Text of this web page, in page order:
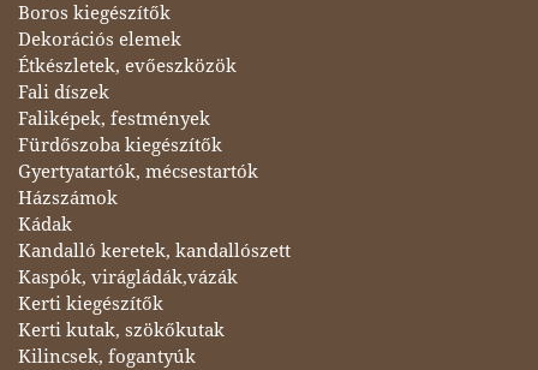
Boros kiegészítők
Dekorációs elemek
Étkészletek, evőeszközök
Fali díszek
Faliképek, festmények
Fürdőszoba kiegészítők
Gyertyatartók, mécsestartók
Házszámok
Kádak
Kandalló keretek, kandallószett
Kaspók, virágládák,vázák
Kerti kiegészítők
Kerti kutak, szökőkutak
Kilincsek, fogantyúk